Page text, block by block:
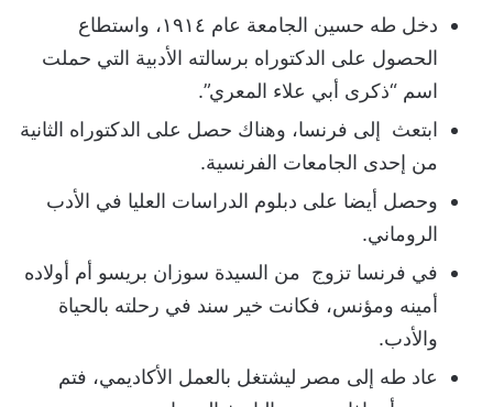
دخل طه حسين الجامعة عام ١٩١٤، واستطاع
الحصول على الدكتوراه برسالته الأدبية التي حملت
اسم “ذكرى أبي علاء المعري”.
ابتعث إلى فرنسا، وهناك حصل على الدكتوراه الثانية
من إحدى الجامعات الفرنسية.
وحصل أيضا على دبلوم الدراسات العليا في الأدب
الروماني.
في فرنسا تزوج من السيدة سوزان بريسو أم أولاده
أمينه ومؤنس، فكانت خير سند في رحلته بالحياة
والأدب.
عاد طه إلى مصر ليشتغل بالعمل الأكاديمي، فتم